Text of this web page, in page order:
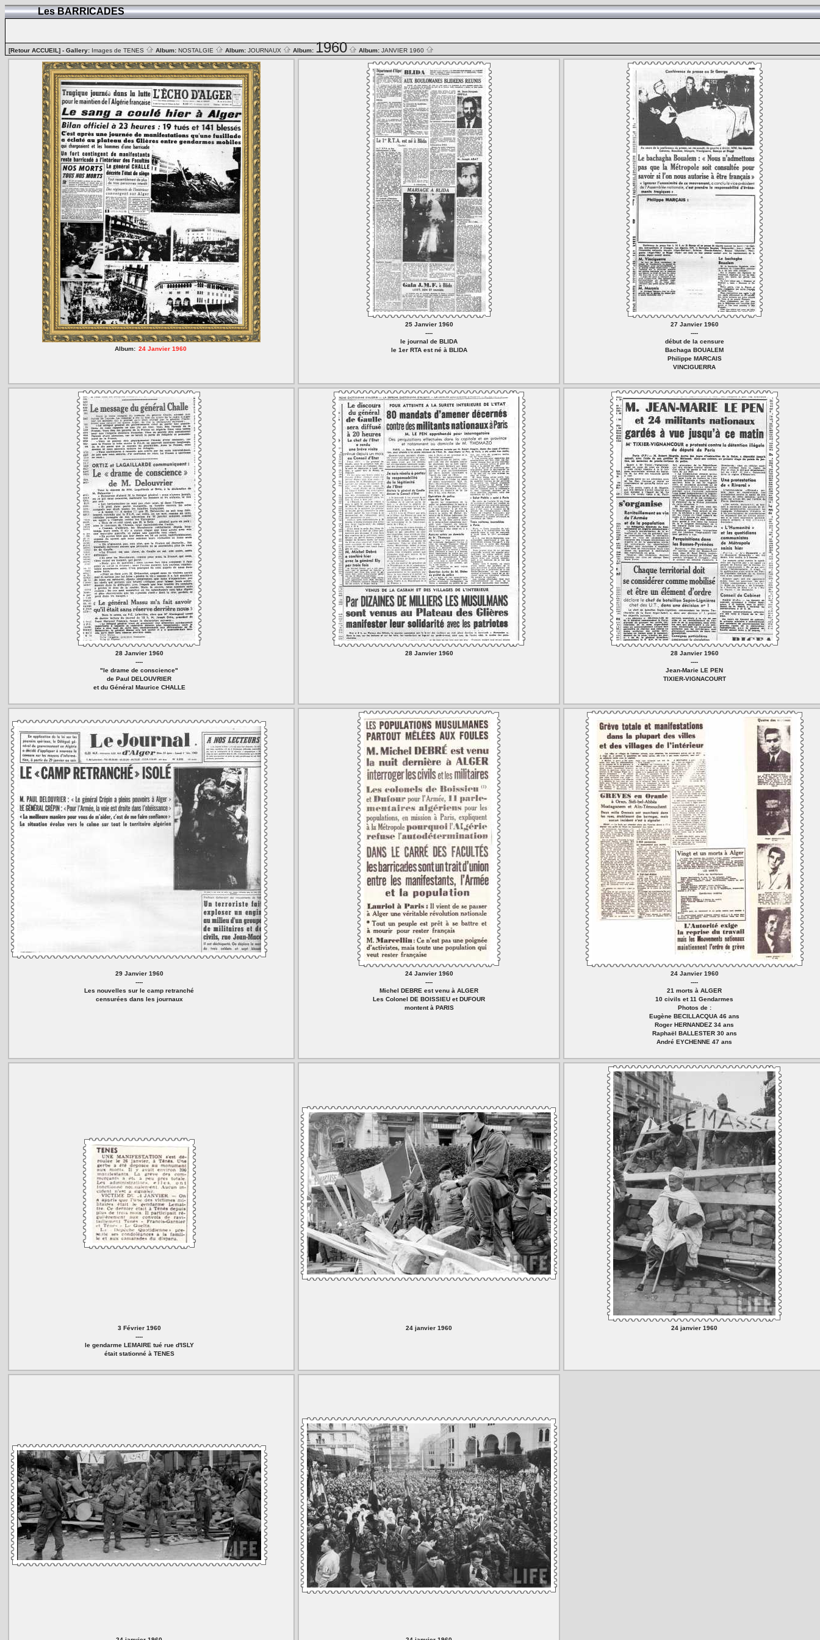
Les BARRICADES
[Retour ACCUEIL] - Gallery: Images de TENES Album: NOSTALGIE Album: JOURNAUX Album: 1960 Album: JANVIER 1960
Album: 24 Janvier 1960
25 Janvier 1960
----
le journal de BLIDA
le 1er RTA est né à BLIDA
27 Janvier 1960
----
début de la censure
Bachaga BOUALEM
Philippe MARCAIS
VINCIGUERRA
28 Janvier 1960
----
"le drame de conscience"
de Paul DELOUVRIER
et du Général Maurice CHALLE
28 Janvier 1960
28 Janvier 1960
----
Jean-Marie LE PEN
TIXIER-VIGNACOURT
29 Janvier 1960
----
Les nouvelles sur le camp retranché
censurées dans les journaux
24 Janvier 1960
----
Michel DEBRE est venu à ALGER
Les Colonel DE BOISSIEU et DUFOUR
montent à PARIS
24 Janvier 1960
----
21 morts à ALGER
10 civils et 11 Gendarmes
Photos de :
Eugène BECILLACQUA 46 ans
Roger HERNANDEZ 34 ans
Raphaël BALLESTER 30 ans
André EYCHENNE 47 ans
3 Février 1960
----
le gendarme LEMAIRE tué rue d'ISLY
était stationné à TENES
24 janvier 1960 24 janvier 1960